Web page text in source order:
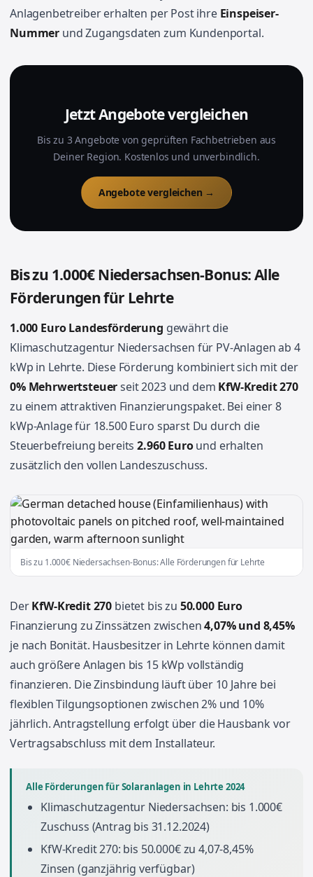
Anlagenbetreiber erhalten per Post ihre Einspeiser-
Nummer und Zugangsdaten zum Kundenportal.
Jetzt Angebote vergleichen
Bis zu 3 Angebote von geprüften Fachbetrieben aus
Deiner Region. Kostenlos und unverbindlich.
Angebote vergleichen →
Bis zu 1.000€ Niedersachsen-Bonus: Alle
Förderungen für Lehrte
1.000 Euro Landesförderung gewährt die
Klimaschutzagentur Niedersachsen für PV-Anlagen ab 4
kWp in Lehrte. Diese Förderung kombiniert sich mit der
0% Mehrwertsteuerseit 2023 und dem KfW-Kredit 270
zu einem attraktiven Finanzierungspaket. Bei einer 8
kWp-Anlage für 18.500 Euro sparst Du durch die
Steuerbefreiung bereits2.960 Euround erhalten
zusätzlich den vollen Landeszuschuss.
Bis zu 1.000€ Niedersachsen-Bonus: Alle Förderungen für Lehrte
DerKfW-Kredit 270 bietet bis zu 50.000 Euro
Finanzierung zu Zinssätzen zwischen4,07% und 8,45%
je nach Bonität. Hausbesitzer in Lehrte können damit
auch größere Anlagen bis 15 kWp vollständig
finanzieren. Die Zinsbindung läuft über 10 Jahre bei
flexiblen Tilgungsoptionen zwischen 2% und 10%
jährlich. Antragstellung erfolgt über die Hausbank vor
Vertragsabschluss mit dem Installateur.
Alle Förderungen für Solaranlagen in Lehrte 2024
Klimaschutzagentur Niedersachsen: bis 1.000€
Zuschuss (Antrag bis 31.12.2024)
KfW-Kredit 270: bis 50.000€ zu 4,07-8,45%
Zinsen (ganzjährig verfügbar)